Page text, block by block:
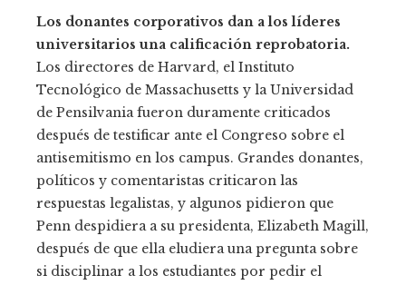
Los donantes corporativos dan a los líderes
universitarios una calificación reprobatoria.
Los directores de Harvard, el Instituto
Tecnológico de Massachusetts y la Universidad
de Pensilvania fueron duramente criticados
después de testificar ante el Congreso sobre el
antisemitismo en los campus. Grandes donantes,
políticos y comentaristas criticaron las
respuestas legalistas, y algunos pidieron que
Penn despidiera a su presidenta, Elizabeth Magill,
después de que ella eludiera una pregunta sobre
si disciplinar a los estudiantes por pedir el